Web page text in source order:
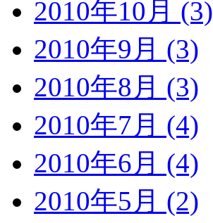
2010年10月 (3)
2010年9月 (3)
2010年8月 (3)
2010年7月 (4)
2010年6月 (4)
2010年5月 (2)